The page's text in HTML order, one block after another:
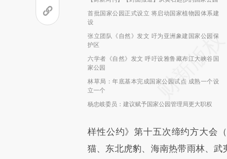
首批国家公园正式设立 将启动国家植物园体系建
设
张立团队《自然》发文 吁为亚洲象建国家公园保
护区
六学者《自然》发文 呼吁设雅鲁藏布江大峡谷国
家公园
林草局：年底基本完成国家公园试点 成熟一个设
立一个
杨忠岐委员：建议赋予国家公园管理局更大职权
样性公约》第十五次缔约方大会
猫、东北虎豹、海南热带雨林、